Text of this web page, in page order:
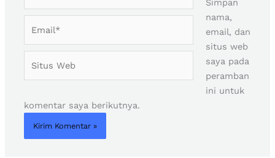
Web
nama,
email, dan
situs web
saya pada
peramban
ini untuk
komentar saya berikutnya.